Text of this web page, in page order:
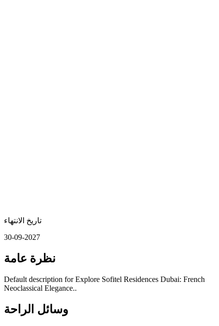
تاريخ الانتهاء
30-09-2027
نظرة عامة
Default description for Explore Sofitel Residences Dubai: French
Neoclassical Elegance..
وسائل الراحة